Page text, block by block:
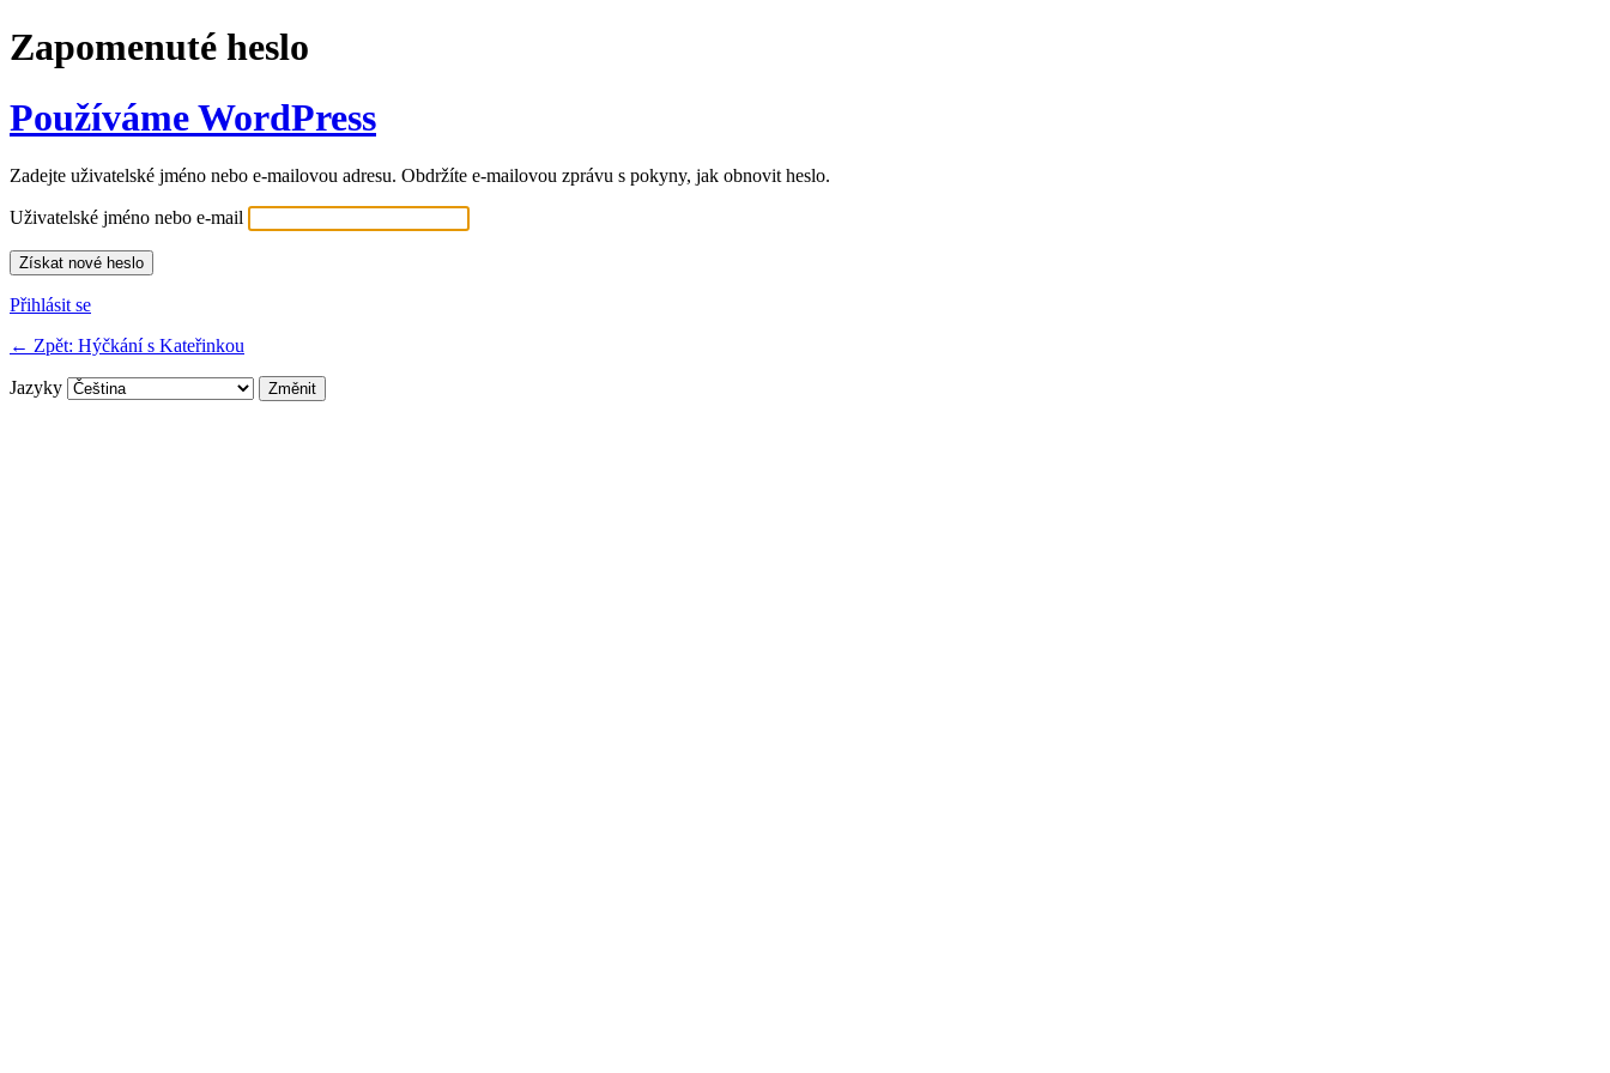
Zapomenuté heslo
Používáme WordPress
Zadejte uživatelské jméno nebo e-mailovou adresu. Obdržíte e-mailovou zprávu s pokyny, jak obnovit heslo.
Uživatelské jméno nebo e-mail
Přihlásit se
← Zpět: Hýčkání s Kateřinkou
Jazyky